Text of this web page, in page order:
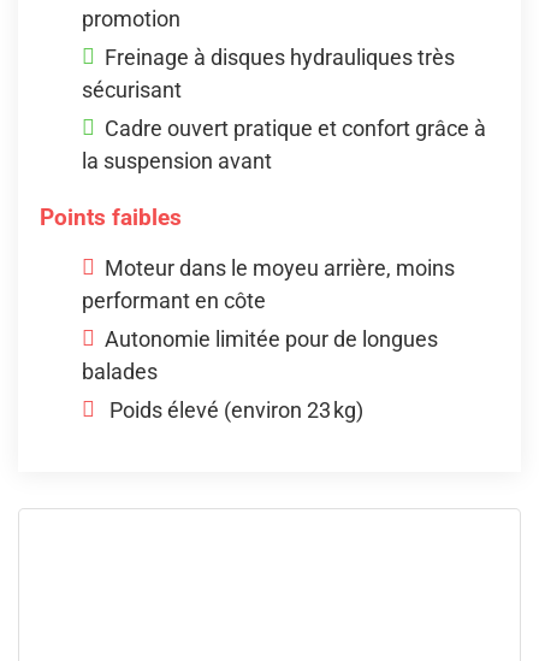
promotion
Freinage à disques hydrauliques très
sécurisant
Cadre ouvert pratique et confort grâce à
la suspension avant
Points faibles
Moteur dans le moyeu arrière, moins
performant en côte
Autonomie limitée pour de longues
balades
Poids élevé (environ 23 kg)